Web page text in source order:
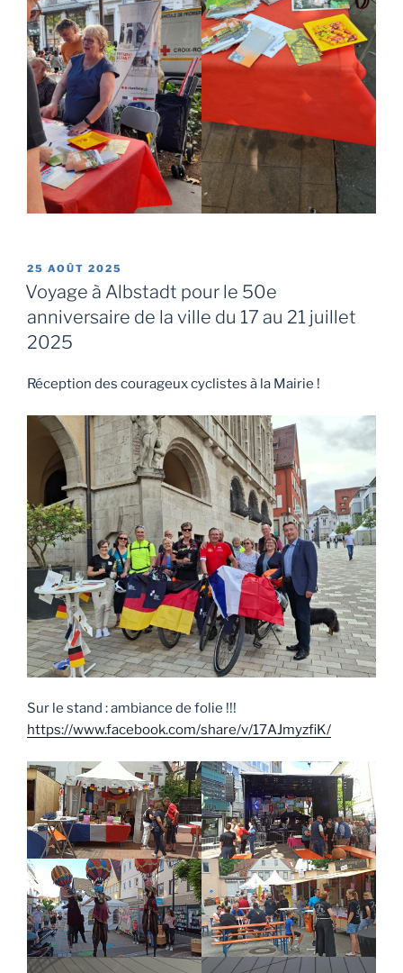
PUBLIÉ
LE
25 AOÛT 2025
Voyage à Albstadt pour le 50e
anniversaire de la ville du 17 au 21 juillet
2025
Réception des courageux cyclistes à la Mairie !
Sur le stand : ambiance de folie !!!
https://www.facebook.com/share/v/17AJmyzfiK/